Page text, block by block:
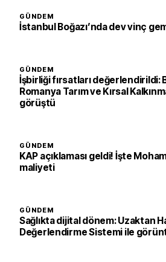
GÜNDEM
İstanbul Boğazı’nda dev vinç
GÜNDEM
İşbirliği fırsatları değerlendirildi:
Romanya Tarım ve Kırsal
görüştü
GÜNDEM
KAP açıklaması geldi! İşte
maliyeti
GÜNDEM
Sağlıkta dijital dönem: Uzaktan
Değerlendirme Sistemi ile